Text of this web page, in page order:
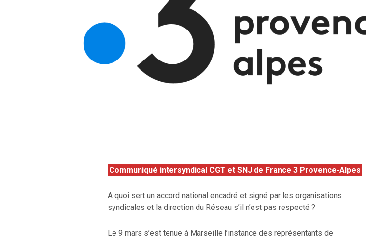
Communiqué intersyndical CGT et SNJ de France 3 Provence-Alpes
A quoi sert un accord national encadré et signé par les organisations
syndicales et la direction du Réseau s’il n’est pas respecté ?
Le 9 mars s’est tenue à Marseille l’instance des représentants de